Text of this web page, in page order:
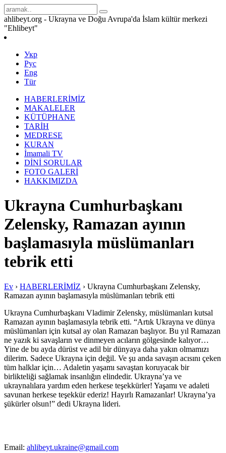
ahlibeyt.org - Ukrayna ve Doğu Avrupa'da İslam kültür merkezi
"Ehlibeyt"
Укр
Рус
Eng
Tür
HABERLERİMİZ
MAKALELER
KÜTÜPHANE
TARİH
MEDRESE
KURAN
İmamali TV
DİNİ SORULAR
FOTO GALERİ
HAKKIMIZDA
Ukrayna Cumhurbaşkanı
Zelensky, Ramazan ayının
başlamasıyla müslümanları
tebrik etti
Ev › HABERLERİMİZ › Ukrayna Cumhurbaşkanı Zelensky,
Ramazan ayının başlamasıyla müslümanları tebrik etti
Ukrayna Cumhurbaşkanı Vladimir Zelensky, müslümanları kutsal
Ramazan ayının başlamasıyla tebrik etti. “Artık Ukrayna ve dünya
müslümanları için kutsal ay olan Ramazan başlıyor. Bu yıl Ramazan
ne yazık ki savaşların ve dinmeyen acıların gölgesinde kalıyor…
Yine de bu ayda dürüst ve adil bir dünyaya daha yakın olmamızı
dilerim. Sadece Ukrayna için değil. Ve şu anda savaşın acısını çeken
tüm halklar için… Adaletin yaşamı savaştan koruyacak bir
birlikteliği sağlamak insanlığın elindedir. Ukrayna’ya ve
ukraynalılara yardım eden herkese teşekkürler! Yaşamı ve adaleti
savunan herkese teşekkür ederiz! Hayırlı Ramazanlar! Ukrayna’ya
şükürler olsun!” dedi Ukrayna lideri.
Email: ahlibeyt.ukraine@gmail.com